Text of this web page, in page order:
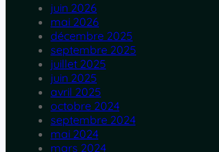
juin 2026
mai 2026
décembre 2025
septembre 2025
juillet 2025
juin 2025
avril 2025
octobre 2024
septembre 2024
mai 2024
mars 2024